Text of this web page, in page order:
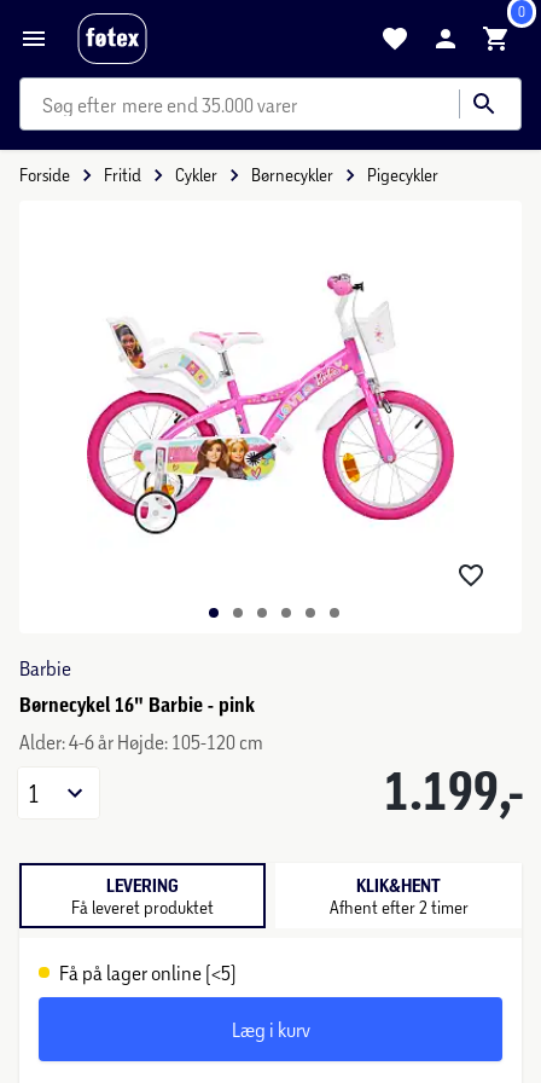
0
mere end 35.000 varer
Forside Fritid Cykler Børnecykler Pigecykler
Barbie
Børnecykel 16" Barbie - pink
Alder: 4-6 år Højde: 105-120 cm
1.199,-
1
LEVERING
Få leveret produktet
KLIK&HENT
Afhent efter 2 timer
Få på lager online (<5)
Læg i kurv